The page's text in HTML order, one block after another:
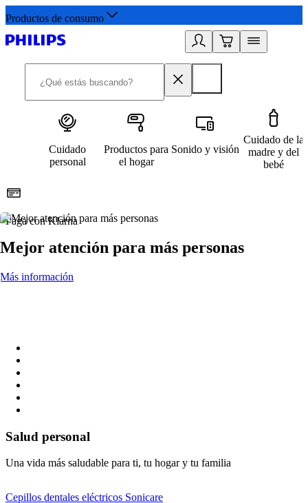
Productos de consumo
Cuidado
personal
Productos para
el hogar
Sonido y visión
Cuidado de la
madre y del
bebé
Paga con Klarna
Mejor atención para más personas
Más información
Salud personal
Una vida más saludable para ti, tu hogar y tu familia
Cepillos dentales eléctricos Sonicare